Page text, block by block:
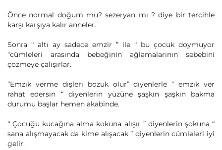
Önce normal doğum mu? sezeryan mı ? diye bir tercihle
karşı karşıya kalır anneler.
Sonra “ altı ay sadece emzir ” ile “ bu çocuk doymuyor
“cümleleri arasında bebeğinin ağlamalarının sebebini
çözmeye çalışırlar.
“Emzik verme dişleri bozuk olur” diyenlerle “ emzik ver
rahat edersin “ diyenlerin yüzüne şaşkın şaşkın bakma
durumu başlar hemen akabinde.
“ Çocuğu kucağına alma kokuna alışır ” diyenlerin şokuna “
sana alışmayacak da kime alışacak ” diyenlerin cümleleri iyi
gelir.